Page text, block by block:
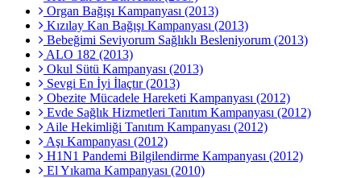
Organ Bağışı Kampanyası (2013)
Kızılay Kan Bağışı Kampanyası (2013)
Bebeğimi Seviyorum Sağlıklı Besleniyorum (2013)
ALO 182 (2013)
Okul Sütü Kampanyası (2013)
Sevgi En İyi İlaçtır (2013)
Obezite Mücadele Hareketi Kampanyası (2012)
Evde Sağlık Hizmetleri Tanıtım Kampanyası (2012)
Aile Hekimliği Tanıtım Kampanyası (2012)
Aşı Kampanyası (2012)
H1N1 Pandemi Bilgilendirme Kampanyası (2012)
El Yıkama Kampanyası (2010)